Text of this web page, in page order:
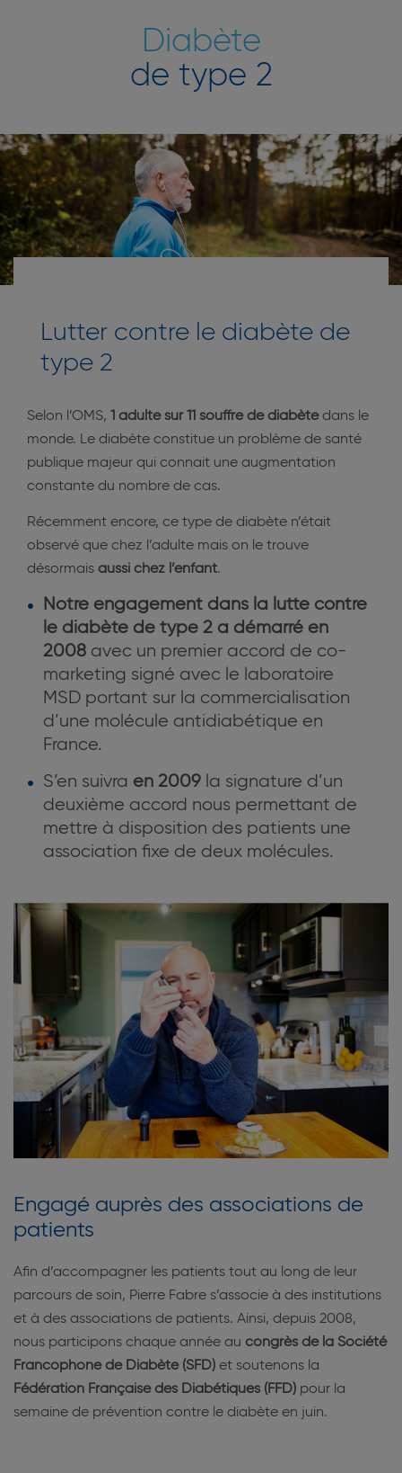
Diabète
de type 2
Lutter contre le diabète de
type 2
Selon l’OMS, 1 adulte sur 11 souffre de diabètedans le
monde. Le diabète constitue un problème de santé
publique majeur qui connait une augmentation
constante du nombre de cas.
Récemment encore, ce type de diabète n’était
observé que chez l’adulte mais on le trouve
désormais aussi chez l’enfant.
Notre engagement dans la lutte contre
le diabète de type 2 a démarré en
2008 avec un premier accord de co-
marketing signé avec le laboratoire
MSD portant sur la commercialisation
d’une molécule antidiabétique en
France.
S’en suivra en 2009 la signature d’un
deuxième accord nous permettant de
mettre à disposition des patients une
association fixe de deux molécules.
Engagé auprès des associations de
patients
Afin d’accompagner les patients tout au long de leur
parcours de soin, Pierre Fabre s’associe à des institutions
et à des associations de patients. Ainsi, depuis 2008,
nous participons chaque année au congrès de la Société
Francophone de Diabète (SFD) et soutenons la
Fédération Française des Diabétiques (FFD) pour la
semaine de prévention contre le diabète en juin.